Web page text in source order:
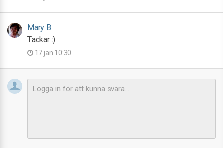
Mary B
Tackar :)
17 jan 10:30